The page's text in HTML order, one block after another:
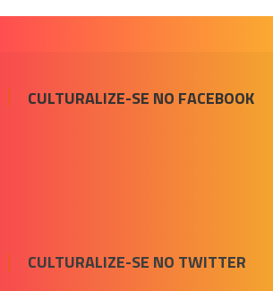
CULTURALIZE-SE NO FACEBOOK
CULTURALIZE-SE NO TWITTER